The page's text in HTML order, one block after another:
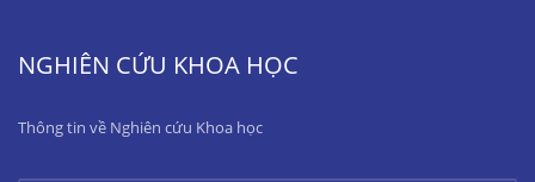
NGHIÊN CỨU KHOA HỌC
Thông tin về Nghiên cứu Khoa học